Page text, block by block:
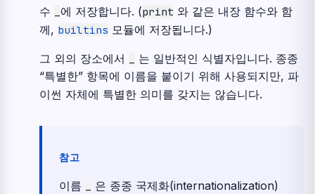
수
에 저장합니다. (print 와 같은 내장 함수와 함
께, builtins 모듈에 저장됩니다.)
그 외의 장소에서
는 일반적인 식별자입니다. 종종
“특별한” 항목에 이름을 붙이기 위해 사용되지만, 파
이썬 자체에 특별한 의미를 갖지는 않습니다.
참고
이름
은 종종 국제화(internationalization)